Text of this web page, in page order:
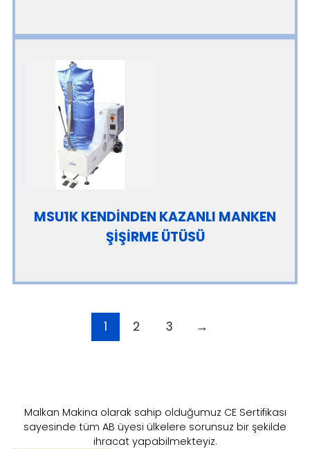
MSU1K KENDİNDEN KAZANLI MANKEN
ŞİŞİRME ÜTÜSÜ
1 2 3 →
Malkan Makina olarak sahip olduğumuz CE Sertifikası
sayesinde tüm AB üyesi ülkelere sorunsuz bir şekilde
ihracat yapabilmekteyiz.